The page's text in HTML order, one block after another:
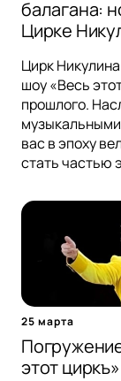
балагана:
Цирке
Цирк
шоу «Весь
прошлого.
вас в эпоху
стать частью
25 марта
этот